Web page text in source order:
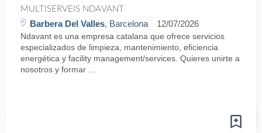
MULTISERVEIS NDAVANT
Barbera Del Valles, Barcelona 12/07/2026
Ndavant es una empresa catalana que ofrece servicios
especializados de limpieza, mantenimiento, eficiencia
energética y facility management/services. Quieres unirte a
nosotros y formar ...